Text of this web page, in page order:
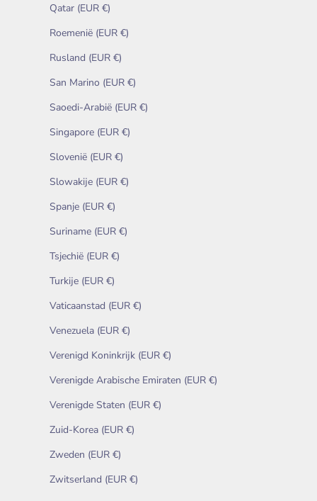
Qatar (EUR €)
Roemenië (EUR €)
Rusland (EUR €)
San Marino (EUR €)
Saoedi-Arabië (EUR €)
Singapore (EUR €)
Slovenië (EUR €)
Slowakije (EUR €)
Spanje (EUR €)
Suriname (EUR €)
Tsjechië (EUR €)
Turkije (EUR €)
Vaticaanstad (EUR €)
Venezuela (EUR €)
Verenigd Koninkrijk (EUR €)
Verenigde Arabische Emiraten (EUR €)
Verenigde Staten (EUR €)
Zuid-Korea (EUR €)
Zweden (EUR €)
Zwitserland (EUR €)